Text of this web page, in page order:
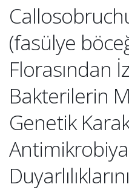
(fasülye
Florasından
Bakterilerin
Genetik